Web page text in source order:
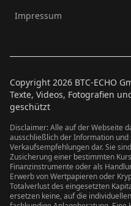
Impressum
Copyright 2026 BTC-ECHO
Texte, Videos, Fotografien
geschützt
Disclaimer: Alle auf der Webseite
ausschließlich der Information und
Verkaufsempfehlungen dar. Sie
Zusicherung einer bestimmten
Finanzinstrumente oder als
Erwerb von Wertpapieren oder
Totalverlust des eingesetzten
ersetzen keine, auf die